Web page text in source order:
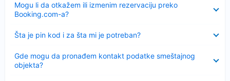
Mogu li da otkažem ili izmenim rezervaciju preko
Booking.com-a?
Šta je pin kod i za šta mi je potreban?
Sažeto
Gde mogu da pronađem kontakt podatke smeštajnog
objekta?